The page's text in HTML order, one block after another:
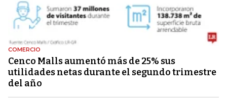
COMERCIO
Cenco Malls aumentó más de 25% sus
utilidades netas durante el segundo trimestre
del año